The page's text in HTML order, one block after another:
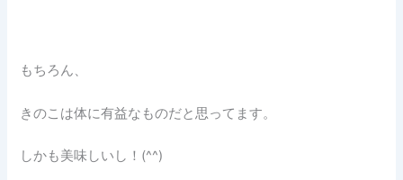
もちろん、
きのこは体に有益なものだと思ってます。
しかも美味しいし！(^^)